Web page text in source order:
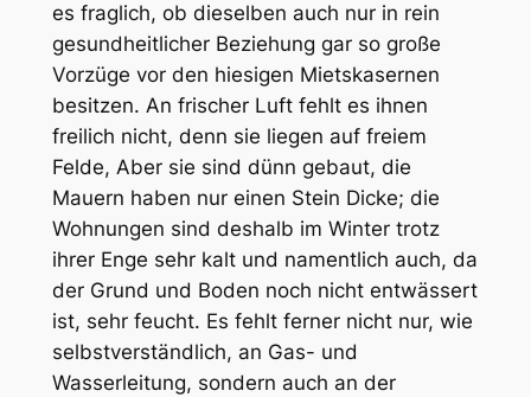
es fraglich, ob dieselben auch nur in rein
gesundheitlicher Beziehung gar so große
Vorzüge vor den hiesigen Mietskasernen
besitzen. An frischer Luft fehlt es ihnen
freilich nicht, denn sie liegen auf freiem
Felde, Aber sie sind dünn gebaut, die
Mauern haben nur einen Stein Dicke; die
Wohnungen sind deshalb im Winter trotz
ihrer Enge sehr kalt und namentlich auch, da
der Grund und Boden noch nicht entwässert
ist, sehr feucht. Es fehlt ferner nicht nur, wie
selbstverständlich, an Gas- und
Wasserleitung, sondern auch an der